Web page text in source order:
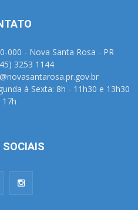
000 - Nova Santa Rosa - PR
3253 1144
à Sexta: 8h - 11h30 e 13h30
17h
SOCIAIS